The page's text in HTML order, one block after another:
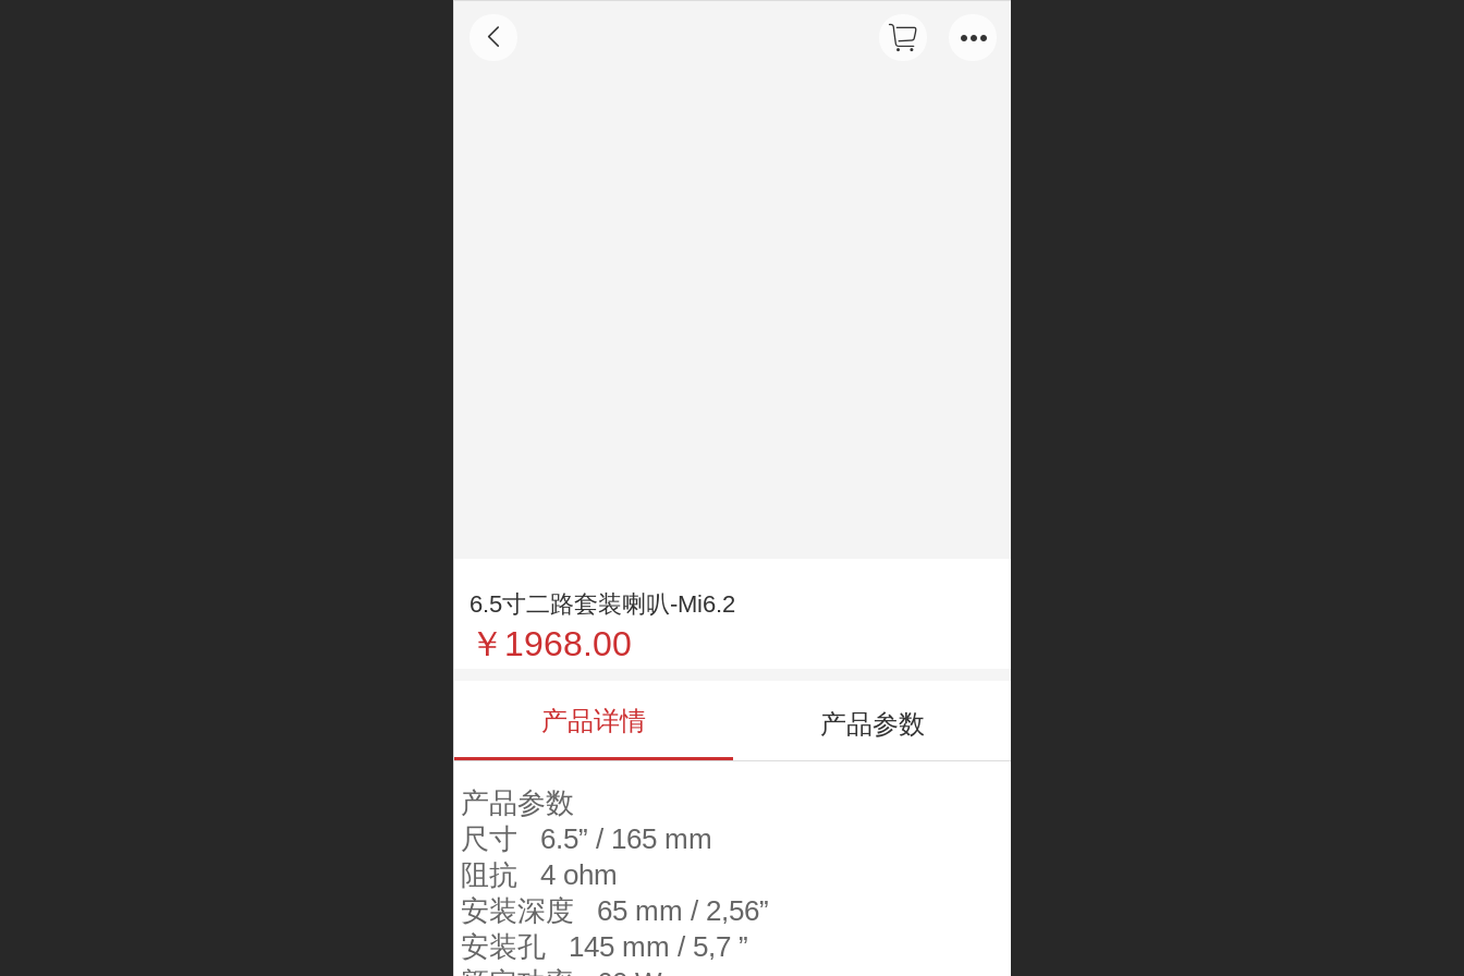
6.5寸二路套装喇叭-Mi6.2
￥1968.00
产品详情 产品参数
产品参数
尺寸 6.5” / 165 mm
阻抗 4 ohm
安装深度 65 mm / 2,56”
安装孔 145 mm / 5,7 ”